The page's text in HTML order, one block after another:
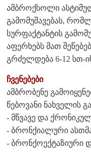
ამბროქსოლი
გამომუშავებას,
სურფაქტანტის
აფერხებს მათ
გრძელდება 6-12 სთ-
ჩვენებები
ამბრობენე
წებოვანი ნახველის
- მწვავე და
- ბრონქიალური
- ბრონქოექტაზიური